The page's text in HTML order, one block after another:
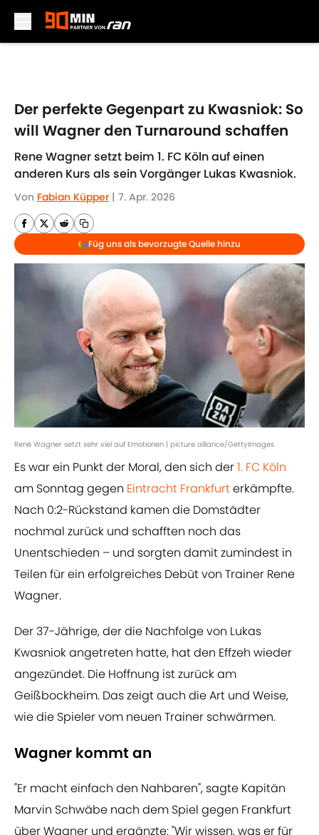
Der perfekte Gegenpart zu Kwasniok: So
will Wagner den Turnaround schaffen
Rene Wagner setzt beim 1. FC Köln auf einen
anderen Kurs als sein Vorgänger Lukas Kwasniok.
Von Fabian Küpper | 7. Apr. 2026
Füg uns als bevorzugte Quelle hinzu
René Wagner setzt sehr viel auf Emotionen | picture alliance/GettyImages
Es war ein Punkt der Moral, den sich der1. FC Köln
am Sonntag gegen Eintracht Frankfurterkämpfte.
Nach 0:2-Rückstand kamen die Domstädter
nochmal zurück und schafften noch das
Unentschieden – und sorgten damit zumindest in
Teilen für ein erfolgreiches Debüt von Trainer Rene
Wagner.
Der 37-Jährige, der die Nachfolge von Lukas
Kwasniok angetreten hatte, hat den Effzeh wieder
angezündet. Die Hoffnung ist zurück am
Geißbockheim. Das zeigt auch die Art und Weise,
wie die Spieler vom neuen Trainer schwärmen.
Wagner kommt an
"Er macht einfach den Nahbaren", sagte Kapitän
Marvin Schwäbe nach dem Spiel gegen Frankfurt
über Wagner und ergänzte: "Wir wissen, was er für